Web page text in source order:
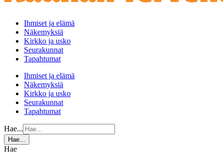
Ihmiset ja elämä
Näkemyksiä
Kirkko ja usko
Seurakunnat
Tapahtumat
Ihmiset ja elämä
Näkemyksiä
Kirkko ja usko
Seurakunnat
Tapahtumat
Hae...
Hae...
Hae